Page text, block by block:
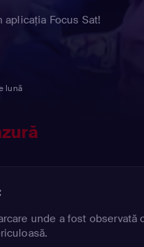
aplicația Focus Sat!
lună
unde a fost